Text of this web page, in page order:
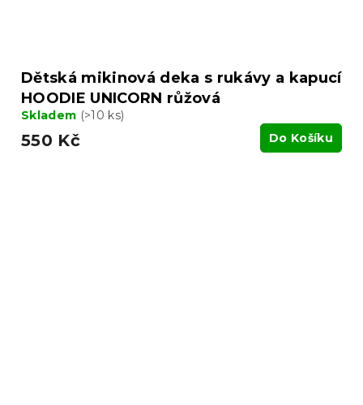
Dětská mikinová deka s rukávy a kapucí
HOODIE UNICORN růžová
Skladem (>10 ks)
550 Kč Do Košíku